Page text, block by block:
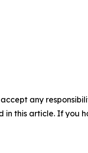
any
this article. If you